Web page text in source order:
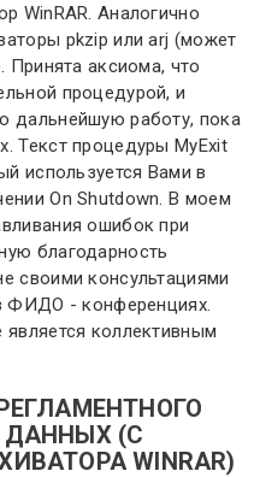
WinRAR. Аналогично
pkzip или arj (может
Принята аксиома, что
процедурой, и
дальнейшую работу, пока
Текст процедуры MyExit
используется Вами в
On Shutdown. В моем
ошибок при
благодарность
своими консультациями
ФИДО - конференциях.
коллективным
(С
WINRAR)